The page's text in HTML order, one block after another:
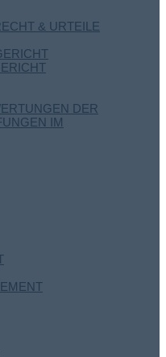
& URTEILE
DER
IM